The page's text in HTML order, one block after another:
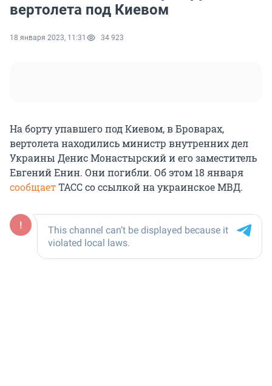
вертолета под Киевом
18 января 2023, 11:31 34 923
На борту упавшего под Киевом, в Броварах,
вертолета находились министр внутренних дел
Украины Денис Монастырский и его заместитель
Евгений Енин. Они погибли. Об этом 18 января
сообщаетТАСС со ссылкой на украинское МВД.